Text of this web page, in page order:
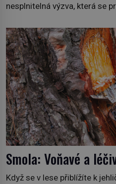
nesplnitelná výzva, která se
na podzim 1958 jako hec.
neobvyklou výzvou. Tomu,
severního polárního kruhu na
Smola: Voňavé a
Když se v lese přiblížíte k